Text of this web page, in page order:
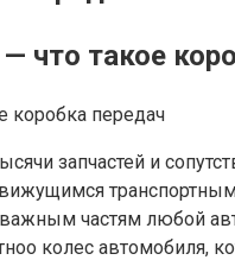
что такое
запчастей и
частям любой
колес автомобиля,